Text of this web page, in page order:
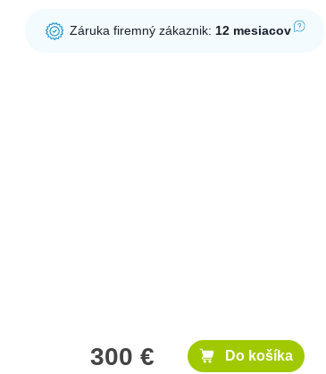
Záruka firemný zákaznik:12 mesiacov
300 € Do košíka